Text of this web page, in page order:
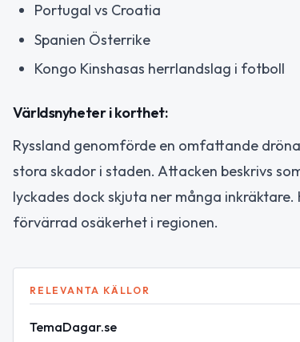
Portugal vs Croatia
Spanien Österrike
Kongo Kinshasas herrlandslag i fotboll
Världsnyheter i korthet:
Ryssland genomförde en omfattande
stora skador i staden. Attacken beskrivs
lyckades dock skjuta ner många
förvärrad osäkerhet i regionen.
RELEVANTA KÄLLOR
TemaDagar.se